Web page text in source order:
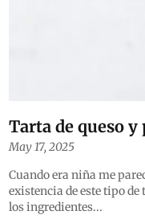
Tarta de queso
May 17, 2025
Cuando era niña me
existencia de este tipo
los ingredientes...